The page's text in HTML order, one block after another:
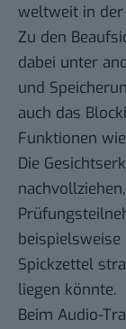
weltweit in
Zu den
dabei unter
und
auch das
Funktionen
Die
beispielsweise
Spickzettel
liegen könnte.
Beim Audio-